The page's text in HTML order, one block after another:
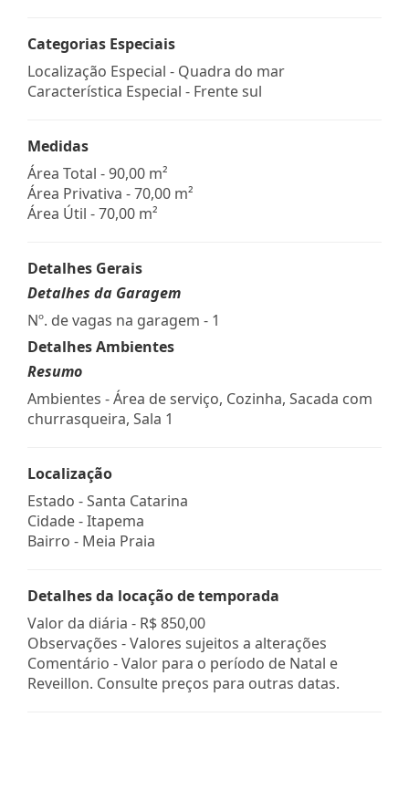
Categorias Especiais
Localização Especial - Quadra do mar
Característica Especial - Frente sul
Medidas
Área Total - 90,00 m²
Área Privativa - 70,00 m²
Área Útil - 70,00 m²
Detalhes Gerais
Detalhes da Garagem
Nº. de vagas na garagem - 1
Detalhes Ambientes
Resumo
Ambientes - Área de serviço, Cozinha, Sacada com
churrasqueira, Sala 1
Localização
Estado -Santa Catarina
Cidade -Itapema
Bairro - Meia Praia
Detalhes da locação de temporada
Valor da diária - R$ 850,00
Observações - Valores sujeitos a alterações
Comentário - Valor para o período de Natal e
Reveillon. Consulte preços para outras datas.